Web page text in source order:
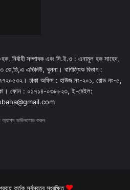
নির্বাহী সম্পাদক এবং সি.ই.ও : এনামুল হক সাহেদ,
৩ কে,ডি,এ এভিনিউ, খুলনা। বাণিজ্যিক বিভাগ :
ঢাকা অফিস : হাউজ নং-২০১, রোড নং-৫,
ফোন : ০১৭১৪-০৩৮৮২৩, ই-মেইল:
অ্যাপস ডাউনলোড করুন
কর্তৃক সর্বস্বত্ব সংরক্ষিত